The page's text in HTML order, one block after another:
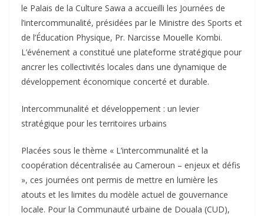
le Palais de la Culture Sawa a accueilli les Journées de
l’intercommunalité, présidées par le Ministre des Sports et
de l’Éducation Physique, Pr. Narcisse Mouelle Kombi.
L’événement a constitué une plateforme stratégique pour
ancrer les collectivités locales dans une dynamique de
développement économique concerté et durable.
Intercommunalité et développement : un levier
stratégique pour les territoires urbains
Placées sous le thème « L’intercommunalité et la
coopération décentralisée au Cameroun – enjeux et défis
», ces journées ont permis de mettre en lumière les
atouts et les limites du modèle actuel de gouvernance
locale. Pour la Communauté urbaine de Douala (CUD),